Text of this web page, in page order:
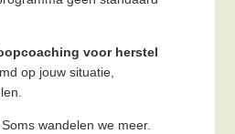
voor herstel
op jouw situatie,
wandelen we meer.